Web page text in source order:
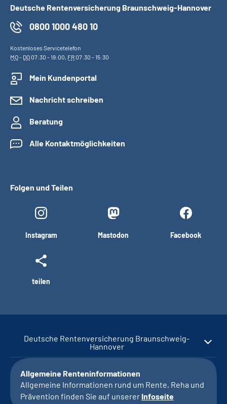
Deutsche Rentenversicherung Braunschweig-Hannover
0800 1000 480 10
Kostenloses Servicetelefon
MO- DO07:30 - 19:00, FR07:30 - 15:30
Mein Kundenportal
Nachricht schreiben
Beratung
Alle Kontaktmöglichkeiten
Folgen und Teilen
Instagram Mastodon Facebook
teilen
Deutsche Rentenversicherung Braunschweig-
Hannover
Allgemeine Renteninformationen
Allgemeine Informationen rund um Rente, Reha und
Prävention finden Sie auf unserer Infoseite